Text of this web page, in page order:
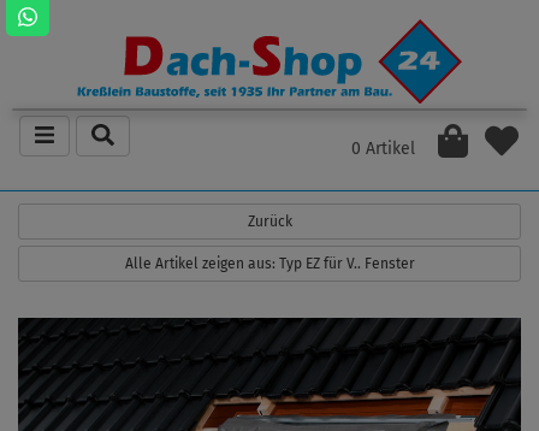
0 Artikel
Zurück
Alle Artikel zeigen aus: Typ EZ für V.. Fenster